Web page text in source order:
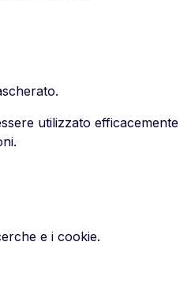
utilizzato efficacemente
e i cookie.